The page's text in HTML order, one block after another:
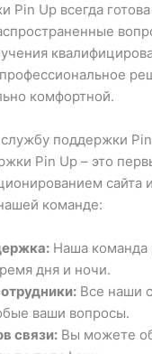
Pin Up всегда
комфортной.
поддержки
Pin Up – это
сайта
команде:
Наша команда
дня и ночи.
Все наши
ваши вопросы.
связи: Вы можете